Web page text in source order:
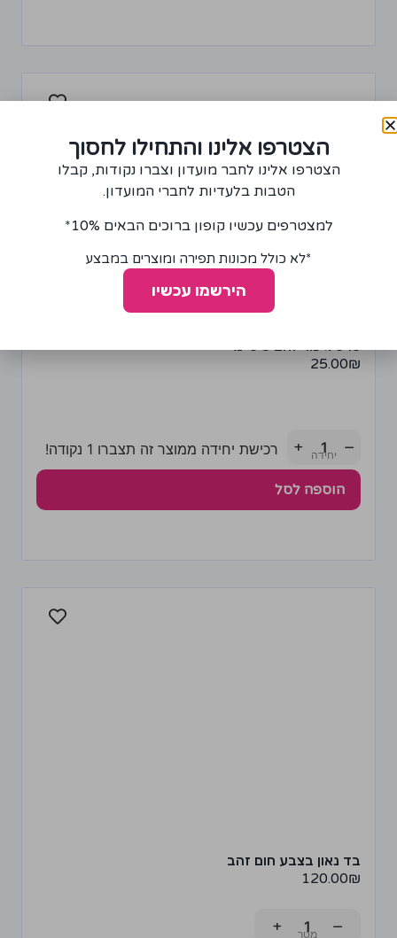
סרט גיפור זהב 3 ס"מ
25.00₪
−
+ רכישת יחידה ממוצר זה תצברו 1 נקודה!
הוספה לסל
בד נאון בצבע חום זהב
120.00₪
−
+
הצטרפו אלינו והתחילו לחסוך
הצטרפו אלינו לחבר מועדון וצברו נקודות, קבלו
הטבות בלעדיות לחברי המועדון.
למצטרפים עכשיו קופון ברוכים הבאים 10%*
*לא כולל מכונות תפירה ומוצרים במבצע
הירשמו עכשיו